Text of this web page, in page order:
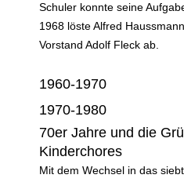
Schuler konnte seine
1968 löste Alfred
Vorstand Adolf Fleck ab.
1960-1970
1970-1980
70er Jahre und die
Kinderchores
Mit dem Wechsel in das